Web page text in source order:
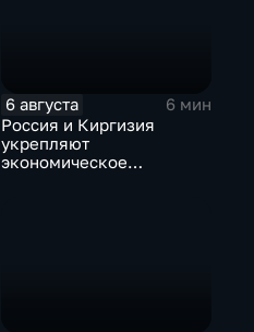
6 августа
6 мин
Россия и Киргизия
укрепляют
экономическое